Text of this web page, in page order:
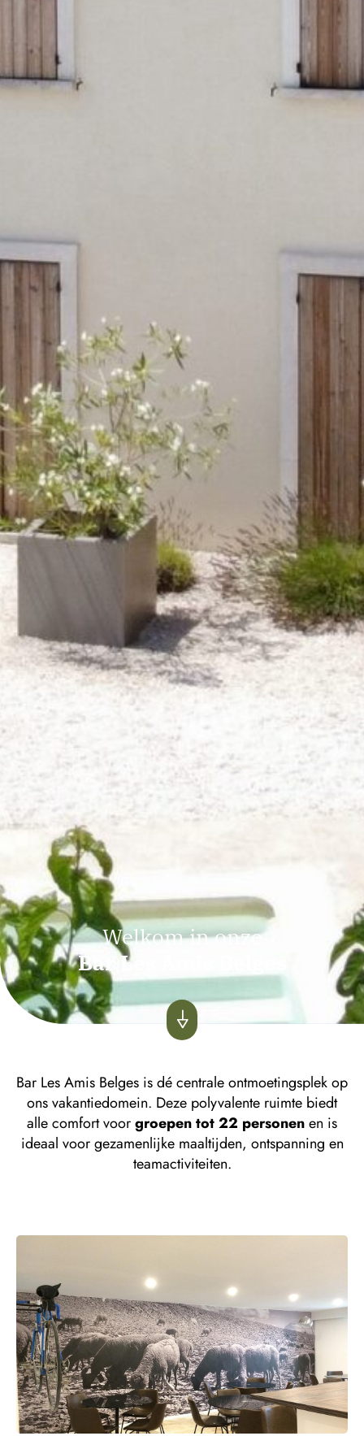
Welkom in onze
Bar Les Amis Belges
Bar Les Amis Belges is dé centrale ontmoetingsplek op
ons vakantiedomein. Deze polyvalente ruimte biedt
alle comfort voorgroepen tot 22 personenen is
ideaal voor gezamenlijke maaltijden, ontspanning en
teamactiviteiten.